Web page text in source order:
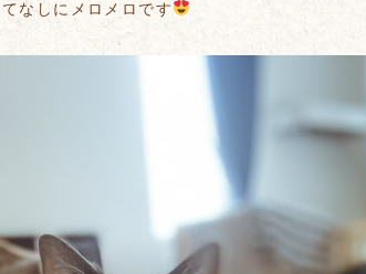
なしにメロメロです